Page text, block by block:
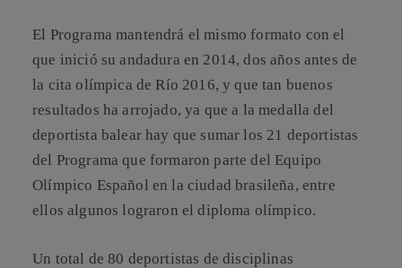
El Programa mantendrá el mismo formato con el
que inició su andadura en 2014, dos años antes de
la cita olímpica de Río 2016, y que tan buenos
resultados ha arrojado, ya que a la medalla del
deportista balear hay que sumar los 21 deportistas
del Programa que formaron parte del Equipo
Olímpico Español en la ciudad brasileña, entre
ellos algunos lograron el diploma olímpico.
Un total de 80 deportistas de disciplinas